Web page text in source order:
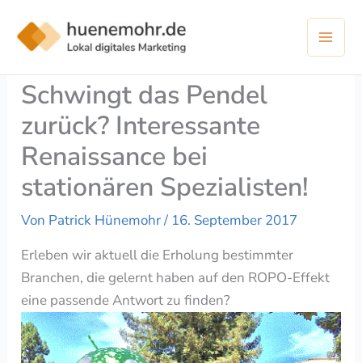
Inhalt
springen
Schwingt das Pendel
zurück? Interessante
Renaissance bei
stationären Spezialisten!
Von Patrick Hünemohr/ 16. September 2017
Erleben wir aktuell die Erholung bestimmter
Branchen, die gelernt haben auf den ROPO-Effekt
eine passende Antwort zu finden?